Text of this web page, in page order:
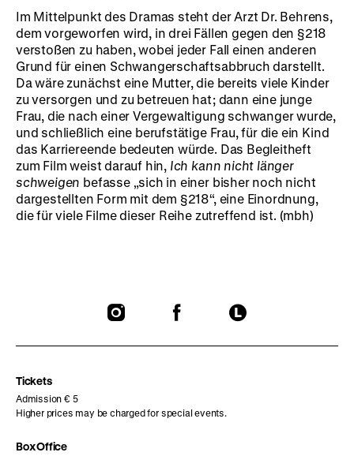
Im Mittelpunkt des Dramas steht der Arzt Dr. Behrens,
dem vorgeworfen wird, in drei Fällen gegen den §218
verstoßen zu haben, wobei jeder Fall einen anderen
Grund für einen Schwangerschaftsabbruch darstellt.
Da wäre zunächst eine Mutter, die bereits viele Kinder
zu versorgen und zu betreuen hat; dann eine junge
Frau, die nach einer Vergewaltigung schwanger wurde,
und schließlich eine berufstätige Frau, für die ein Kind
das Karriereende bedeuten würde. Das Begleitheft
zum Film weist darauf hin, Ich kann nicht länger
schweigen befasse „sich in einer bisher noch nicht
dargestellten Form mit dem §218“, eine Einordnung,
die für viele Filme dieser Reihe zutreffend ist. (mbh)
To
To
To
Tickets
Admission € 5
Higher prices may be charged for special events.
Box Office